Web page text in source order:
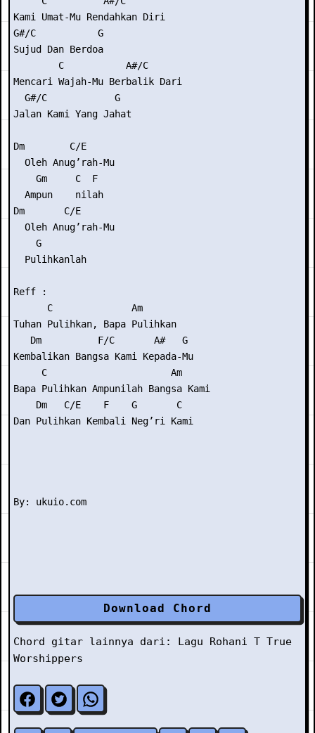
Kami Umat-Mu Rendahkan Diri
G#/C           G
Sujud Dan Berdoa
        C           A#/C
Mencari Wajah-Mu Berbalik Dari
  G#/C            G
Jalan Kami Yang Jahat
Dm        C/E
  Oleh Anug’rah-Mu
    Gm     C  F
  Ampun    nilah
Dm       C/E
  Oleh Anug’rah-Mu
    G
  Pulihkanlah
Reff :
      C              Am
Tuhan Pulihkan, Bapa Pulihkan
   Dm          F/C       A#   G
Kembalikan Bangsa Kami Kepada-Mu
     C                      Am
Bapa Pulihkan Ampunilah Bangsa Kami
    Dm   C/E    F    G       C
Dan Pulihkan Kembali Neg’ri Kami
Download Chord
Chord gitar lainnya dari: Lagu Rohani T True
Worshippers